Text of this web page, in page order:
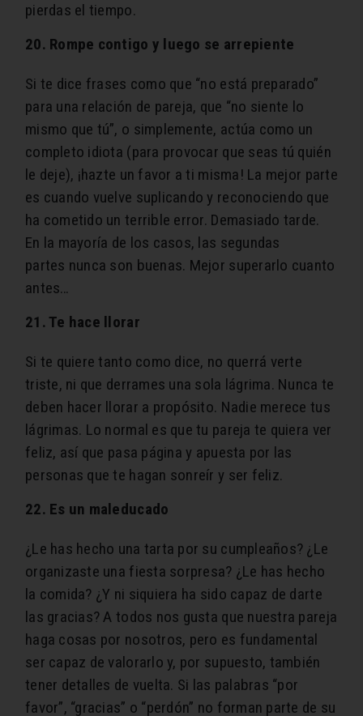
pierdas el tiempo.
20. Rompe contigo y luego se arrepiente
Si te dice frases como que “no está preparado”
para una relación de pareja, que “no siente lo
mismo que tú”, o simplemente, actúa como un
completo idiota (para provocar que seas tú quién
le deje), ¡hazte un favor a ti misma! La mejor parte
es cuando vuelve suplicando y reconociendo que
ha cometido un terrible error. Demasiado tarde.
En la mayoría de los casos, las segundas
partes nunca son buenas. Mejor superarlo cuanto
antes…
21. Te hace llorar
Si te quiere tanto como dice, no querrá verte
triste, ni que derrames una sola lágrima. Nunca te
deben hacer llorar a propósito. Nadie merece tus
lágrimas. Lo normal es que tu pareja te quiera ver
feliz, así que pasa página y apuesta por las
personas que te hagan sonreír y ser feliz.
22. Es un maleducado
¿Le has hecho una tarta por su cumpleaños? ¿Le
organizaste una fiesta sorpresa? ¿Le has hecho
la comida? ¿Y ni siquiera ha sido capaz de darte
las gracias? A todos nos gusta que nuestra pareja
haga cosas por nosotros, pero es fundamental
ser capaz de valorarlo y, por supuesto, también
tener detalles de vuelta. Si las palabras “por
favor”, “gracias” o “perdón” no forman parte de su